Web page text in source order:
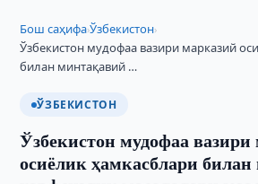
Бош саҳифа›Ўзбекистон›
Ўзбекистон мудофаа вазири марказий
билан минтақавий …
ЎЗБЕКИСТОН
Ўзбекистон мудофаа
осиёлик ҳамкасблари